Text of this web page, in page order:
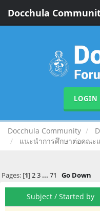
Docchula
LOGIN
Docchula Community
แนะนำการศึกษาต่อคณะ
Pages: [1]2 3 ... 71 Go Down
Subject / Started by